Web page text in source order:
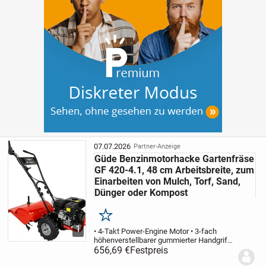
1
07.07.2026 Partner-Anzeige
Güde Benzinmotorhacke Gartenfräse
GF 420-4.1, 48 cm Arbeitsbreite, zum
Einarbeiten von Mulch, Torf, Sand,
Dünger oder Kompost
Merken
• 4-Takt Power-Engine Motor • 3-fach
höhenverstellbarer gummierter Handgriff •
Geländetaugliche Luftreifen mit
Grobstollenprofil für gute Bodenhaftung •
656,69 €Festpreis